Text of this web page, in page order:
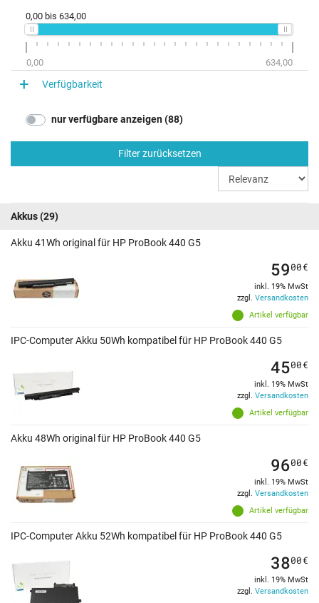
0,00 bis 634,00
0,00 634,00
Verfügbarkeit
nur verfügbare anzeigen (88)
Filter zurücksetzen
Akkus(29)
Akku 41Wh original für HP ProBook 440 G5
Artikel verfügbar
5900€
inkl. 19% MwSt
zzgl. Versandkosten
IPC-Computer Akku 50Wh kompatibel für HP ProBook 440 G5
Artikel verfügbar
4500€
inkl. 19% MwSt
zzgl. Versandkosten
Akku 48Wh original für HP ProBook 440 G5
Artikel verfügbar
9600€
inkl. 19% MwSt
zzgl. Versandkosten
IPC-Computer Akku 52Wh kompatibel für HP ProBook 440 G5
3800€
inkl. 19% MwSt
zzgl. Versandkosten